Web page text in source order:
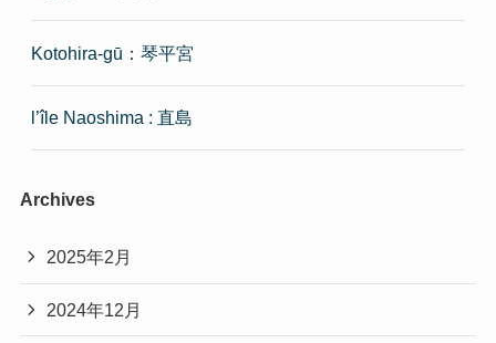
Kotohira-gū：琴平宮
l’île Naoshima : 直島
Archives
2025年2月
2024年12月